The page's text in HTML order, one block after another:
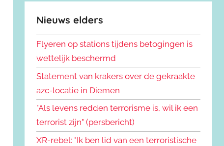
Nieuws elders
Flyeren op stations tijdens betogingen is
wettelijk beschermd
Statement van krakers over de gekraakte
azc-locatie in Diemen
"Als levens redden terrorisme is, wil ik een
terrorist zijn" (persbericht)
XR-rebel: "Ik ben lid van een terroristische